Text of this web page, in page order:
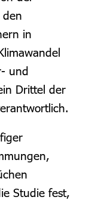
in
und
Drittel der
Studie fest,